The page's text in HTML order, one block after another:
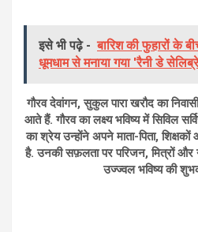
इसे भी पढ़े - बारिश की फुहारों के
धूमधाम से मनाया गया 'रैनी डे
गौरव देवांगन, सुकुल पारा खरौद का
आते हैं. गौरव का लक्ष्य भविष्य में सिविल
का श्रेय उन्होंने अपने माता-पिता,
है. उनकी सफ़लता पर परिजन, मित्रों और
उज्ज्वल भविष्य की